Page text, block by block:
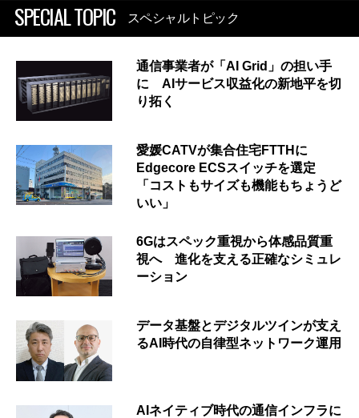
SPECIAL TOPIC スペシャルトピック
通信事業者が「AI Grid」の担い手
に AIサービス収益化の新地平を切
り拓く
愛媛CATVが集合住宅FTTHに
Edgecore ECSスイッチを選定
「コストもサイズも機能もちょうど
いい」
6Gはスペック重視から体感品質重
視へ 進化を支える正確なシミュレ
ーション
データ基盤とデジタルツインが支え
るAI時代の自律型ネットワーク運用
AIネイティブ時代の通信インフラに